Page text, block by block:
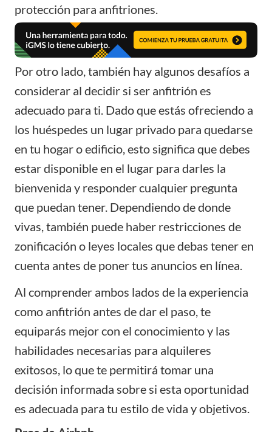
protección para anfitriones.
Por otro lado, también hay algunos desafíos a
considerar al decidir si ser anfitrión es
adecuado para ti. Dado que estás ofreciendo a
los huéspedes un lugar privado para quedarse
en tu hogar o edificio, esto significa que debes
estar disponible en el lugar para darles la
bienvenida y responder cualquier pregunta
que puedan tener. Dependiendo de donde
vivas, también puede haber restricciones de
zonificación o leyes locales que debas tener en
cuenta antes de poner tus anuncios en línea.
Al comprender ambos lados de la experiencia
como anfitrión antes de dar el paso, te
equiparás mejor con el conocimiento y las
habilidades necesarias para alquileres
exitosos, lo que te permitirá tomar una
decisión informada sobre si esta oportunidad
es adecuada para tu estilo de vida y objetivos.